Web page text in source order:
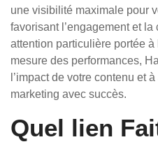
une visibilité maximale pour
favorisant l’engagement et
attention particulière portée
mesure des performances,
l’impact de votre contenu et
marketing avec succès.
Quel lien